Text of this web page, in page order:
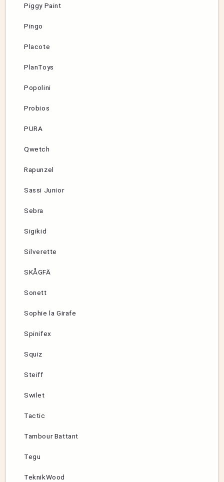
Piggy Paint
Pingo
Placote
PlanToys
Popolini
Probios
PURA
Qwetch
Rapunzel
Sassi Junior
Sebra
Sigikid
Silverette
SKÅGFÄ
Sonett
Sophie la Girafe
Spinifex
Squiz
Steiff
Swilet
Tactic
Tambour Battant
Tegu
TeknikWood